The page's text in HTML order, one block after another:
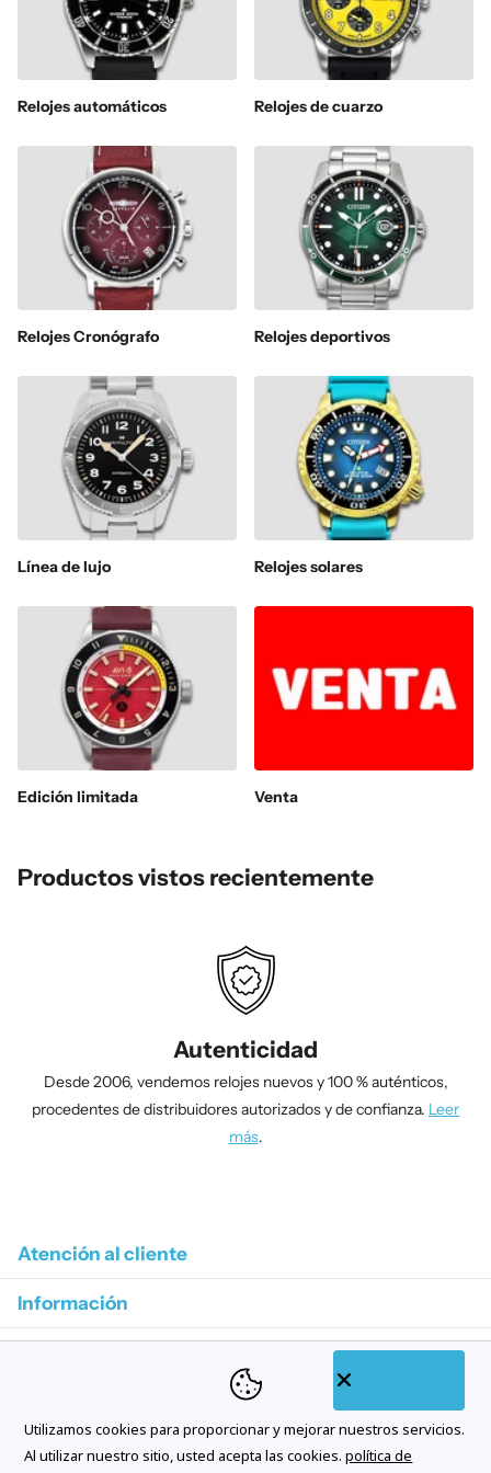
Relojes automáticos Relojes de cuarzo
Relojes Cronógrafo Relojes deportivos
Línea de lujo Relojes solares
Edición limitada Venta
Productos vistos recientemente
Autenticidad
Desde 2006, vendemos relojes nuevos y 100 % auténticos,
procedentes de distribuidores autorizados y de confianza. Leer
más.
Atención al cliente
Información
Suscríbase a nuestros correos electrónicos
Utilizamos cookies para proporcionar y mejorar nuestros servicios.
Al utilizar nuestro sitio, usted acepta las cookies. política de